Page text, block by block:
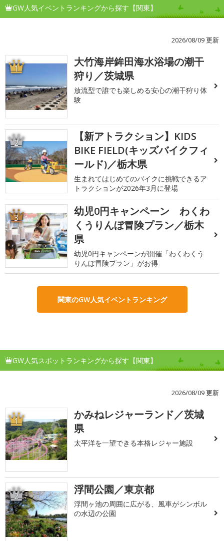
GW人気イベントランキングから探す【関東】
2026/08/09 更新
1
大竹海岸鉾田海水浴場の潮干
狩り／茨城県
放流型で誰でも楽しめる安心の潮干狩り体
験
2
【新アトラクション】KIDS
BIKE FIELD(キッズバイクフィ
ールド)／栃木県
生まれてはじめてのバイクに挑戦できるア
トラクションが2026年3月に登場
3
幼児0円キャンペーン わくわ
くうりんぼ冒険プラン／栃木
県
幼児0円キャンペーンが開催「わくわくう
りんぼ冒険プラン」がお得
関東のGW人気イベントランキング
GW人気スポットランキングから探す【関東】
2026/08/09 更新
1
かみねレジャーランド／茨城
県
太平洋を一望できる本格レジャー施設
2 浮間公園／東京都
浮間ヶ池の周囲に広がる、風車がシンボル
の水辺の公園